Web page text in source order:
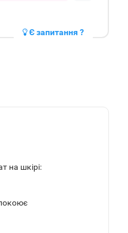
Є запитання ?
на шкірі: